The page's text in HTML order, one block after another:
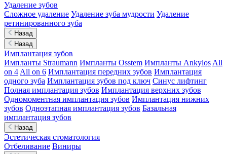
Удаление зубов
Сложное удаление Удаление зуба мудрости Удаление
ретинированного зуба
Назад
Назад
Имплантация зубов
Импланты Straumann Импланты Osstem Импланты Ankylos All
on 4 All on 6 Имплантация передних зубов Имплантация
одного зуба Имплантация зубов под ключ Синус лифтинг
Полная имплантация зубов Имплантация верхних зубов
Одномоментная имплантация зубов Имплантация нижних
зубов Одноэтапная имплантация зубов Базальная
имплантация зубов
Назад
Эстетическая стоматология
Отбеливание Виниры